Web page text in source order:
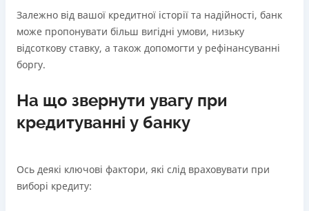
Залежно від вашої кредитної історії та надійності, банк
може пропонувати більш вигідні умови, низьку
відсоткову ставку, а також допомогти у рефінансуванні
боргу.
На що звернути увагу при
кредитуванні у банку
Ось деякі ключові фактори, які слід враховувати при
виборі кредиту: